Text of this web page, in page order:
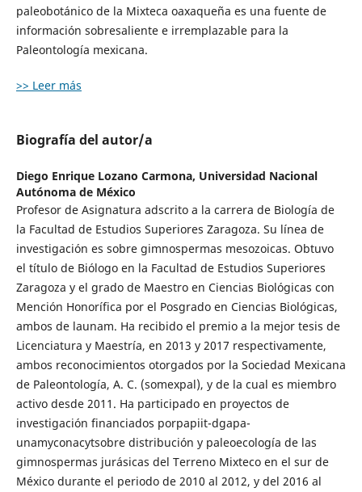
paleobotánico de la Mixteca oaxaqueña es una fuente de
información sobresaliente e irremplazable para la
Paleontología mexicana.
>> Leer más
Biografía del autor/a
Diego Enrique Lozano Carmona, Universidad Nacional
Autónoma de México
Profesor de Asignatura adscrito a la carrera de Biología de
la Facultad de Estudios Superiores Zaragoza. Su línea de
investigación es sobre gimnospermas mesozoicas. Obtuvo
el título de Biólogo en la Facultad de Estudios Superiores
Zaragoza y el grado de Maestro en Ciencias Biológicas con
Mención Honorífica por el Posgrado en Ciencias Biológicas,
ambos de launam. Ha recibido el premio a la mejor tesis de
Licenciatura y Maestría, en 2013 y 2017 respectivamente,
ambos reconocimientos otorgados por la Sociedad Mexicana
de Paleontología, A. C. (somexpal), y de la cual es miembro
activo desde 2011. Ha participado en proyectos de
investigación financiados porpapiit-dgapa-
unamyconacytsobre distribución y paleoecología de las
gimnospermas jurásicas del Terreno Mixteco en el sur de
México durante el periodo de 2010 al 2012, y del 2016 al